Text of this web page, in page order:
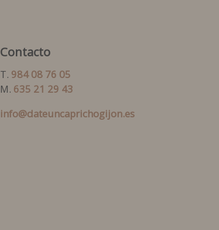
Contacto
T. 984 08 76 05
M. 635 21 29 43
info@dateuncaprichogijon.es